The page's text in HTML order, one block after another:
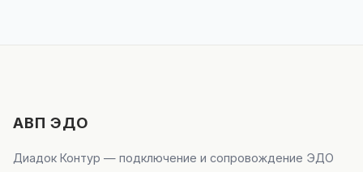
АВП ЭДО
Диадок Контур — подключение и сопровождение ЭДО